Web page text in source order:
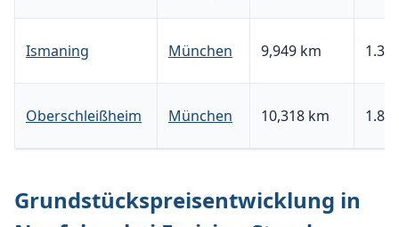
Ismaning München 9,949 km
Oberschleißheim München 10,318 km
Grundstückspreisentwicklung in